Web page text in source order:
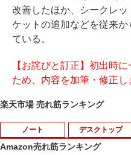
改善したほか、シークレ
ケットの追加などを従来
ている。
【お詫びと訂正】初出時
ため、内容を加筆・修正し
楽天市場 売れ筋ランキング
ノート デスクトップ
Amazon売れ筋ランキング